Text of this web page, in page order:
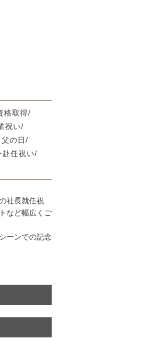
格取得
祝い
父の日
赴任祝い
社長就任祝
など幅広くご
ーンでの記念